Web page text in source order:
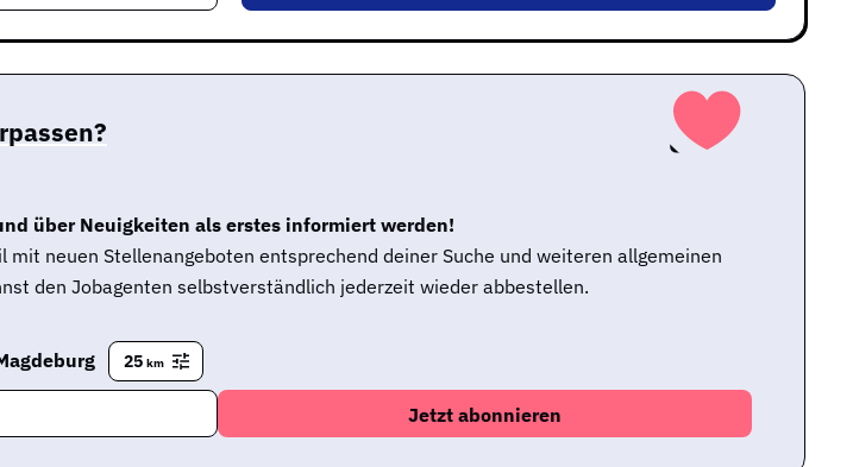
über Neuigkeiten als erstes informiert werden!
mit neuen Stellenangeboten entsprechend deiner Suche und weiteren allgemeinen
den Jobagenten selbstverständlich jederzeit wieder abbestellen.
25 km